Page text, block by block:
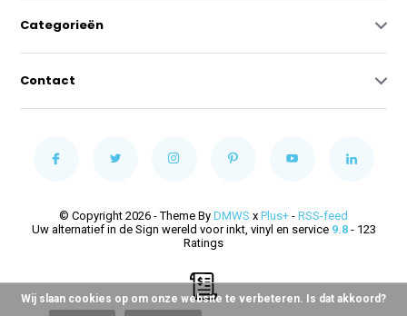
Categorieën
Contact
© Copyright 2026 - Theme By DMWS x Plus+ - RSS-feed
Uw alternatief in de Sign wereld voor inkt, vinyl en service 9.8- 123
Ratings
Wij slaan cookies op om onze website te verbeteren. Is dat akkoord?